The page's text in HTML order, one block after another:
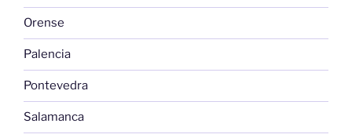
Orense
Palencia
Pontevedra
Salamanca